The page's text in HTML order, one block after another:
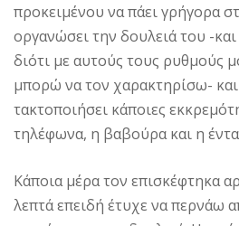
προκειμένου να πάει γρήγορα
οργανώσει την δουλειά του -
διότι με αυτούς τους ρυθμούς
μπορώ να τον χαρακτηρίσω-
τακτοποιήσει κάποιες
τηλέφωνα, η βαβούρα και η
Κάποια μέρα τον επισκέφτηκα
λεπτά επειδή έτυχε να περνάω